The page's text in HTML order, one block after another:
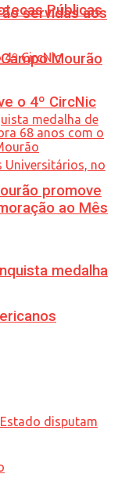
servidas aos
Mourão
medalha
Públicas
o 4º CircNic
promove
ao Mês